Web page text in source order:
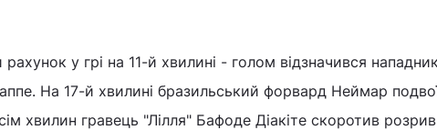
у грі на 11-й хвилині - голом відзначився нападник
На 17-й хвилині бразильський форвард Неймар
хвилин гравець "Лілля" Бафоде Діакіте скоротив